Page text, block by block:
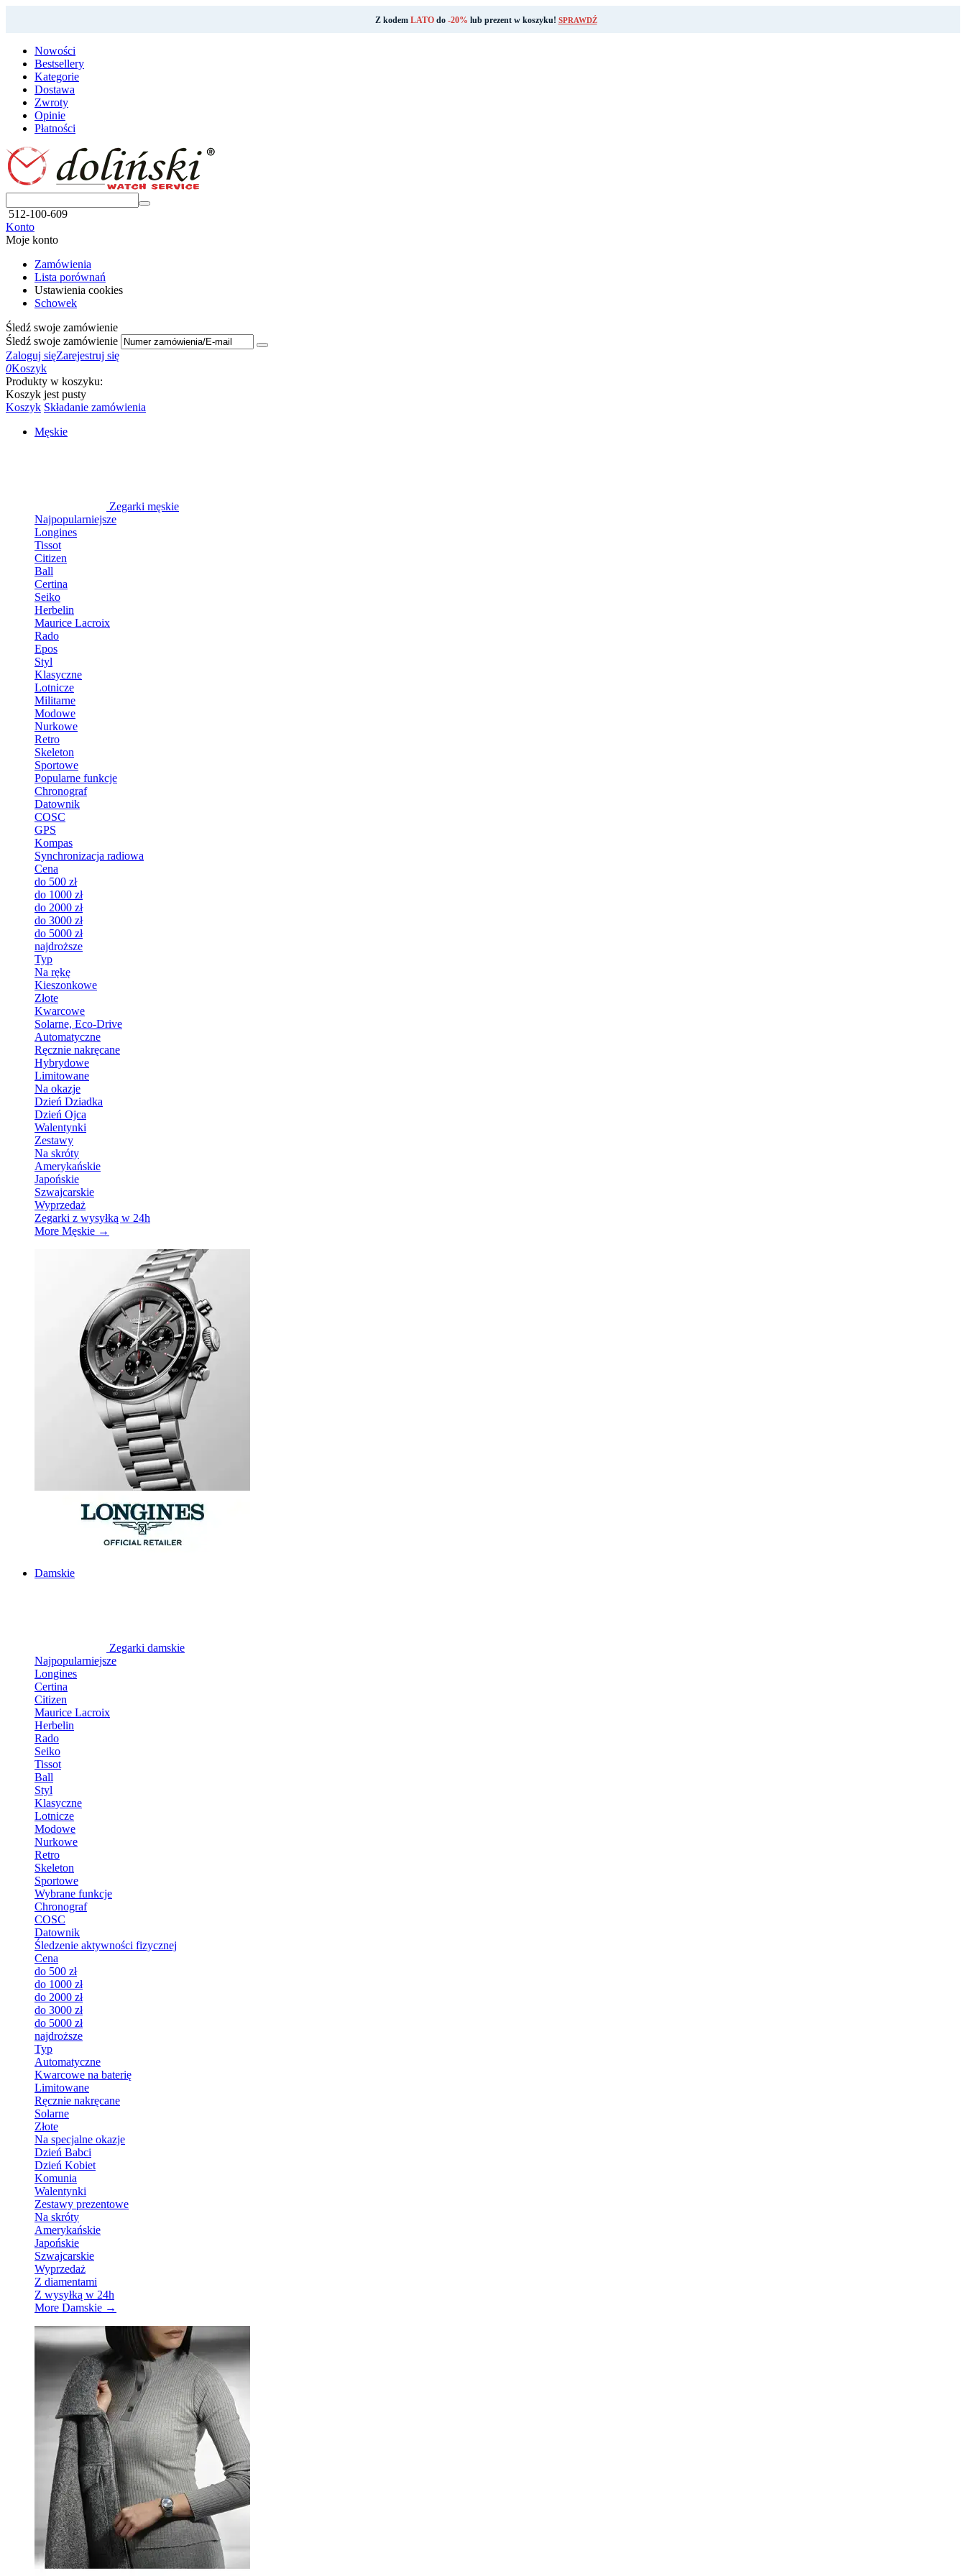
Z kodem LATOdo -20% lub prezent w koszyku! SPRAWDŹ
Nowości
Bestsellery
Kategorie
Dostawa
Zwroty
Opinie
Płatności
512-100-609
Konto
Moje konto
Zamówienia
Lista porównań
Ustawienia cookies
Schowek
Śledź swoje zamówienie
Śledź swoje zamówienie
Zaloguj sięZarejestruj się
0Koszyk
Produkty w koszyku:
Koszyk jest pusty
Koszyk Składanie zamówienia
Męskie
Zegarki męskie
Najpopularniejsze
Longines
Tissot
Citizen
Ball
Certina
Seiko
Herbelin
Maurice Lacroix
Rado
Epos
Styl
Klasyczne
Lotnicze
Militarne
Modowe
Nurkowe
Retro
Skeleton
Sportowe
Popularne funkcje
Chronograf
Datownik
COSC
GPS
Kompas
Synchronizacja radiowa
Cena
do 500 zł
do 1000 zł
do 2000 zł
do 3000 zł
do 5000 zł
najdroższe
Typ
Na rękę
Kieszonkowe
Złote
Kwarcowe
Solarne, Eco-Drive
Automatyczne
Ręcznie nakręcane
Hybrydowe
Limitowane
Na okazje
Dzień Dziadka
Dzień Ojca
Walentynki
Zestawy
Na skróty
Amerykańskie
Japońskie
Szwajcarskie
Wyprzedaż
Zegarki z wysyłką w 24h
More Męskie →
Damskie
Zegarki damskie
Najpopularniejsze
Longines
Certina
Citizen
Maurice Lacroix
Herbelin
Rado
Seiko
Tissot
Ball
Styl
Klasyczne
Lotnicze
Modowe
Nurkowe
Retro
Skeleton
Sportowe
Wybrane funkcje
Chronograf
COSC
Datownik
Śledzenie aktywności fizycznej
Cena
do 500 zł
do 1000 zł
do 2000 zł
do 3000 zł
do 5000 zł
najdroższe
Typ
Automatyczne
Kwarcowe na baterię
Limitowane
Ręcznie nakręcane
Solarne
Złote
Na specjalne okazje
Dzień Babci
Dzień Kobiet
Komunia
Walentynki
Zestawy prezentowe
Na skróty
Amerykańskie
Japońskie
Szwajcarskie
Wyprzedaż
Z diamentami
Z wysyłką w 24h
More Damskie →